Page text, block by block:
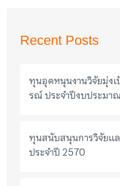
Recent Posts
ทุนอุดหนุนงานวิจัยมุ่ง
รณ์ ประจำปีงบประมา
ทุนสนับสนุนการวิจัยแ
ประจำปี 2570